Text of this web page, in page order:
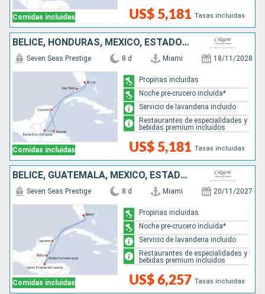
Comidas incluidas US$ 5,181 Tasas incluidas
BELICE, HONDURAS, MÉXICO, ESTADOS UNIDOS
Comidas incluidas
Seven Seas Prestige 8 d Miami 18/11/2028
US$ 5,181 Tasas incluidas
Propinas incluidas
Noche pre-crucero incluida*
Servicio de lavanderia incluido
Restaurantes de especialidades y
bebidas premium incluidos
BELICE, GUATEMALA, MÉXICO, ESTADOS UNIDOS
Comidas incluidas
Seven Seas Prestige 8 d Miami 20/11/2027
US$ 6,257 Tasas incluidas
Propinas incluidas
Noche pre-crucero incluida*
Servicio de lavanderia incluido
Restaurantes de especialidades y
bebidas premium incluidos